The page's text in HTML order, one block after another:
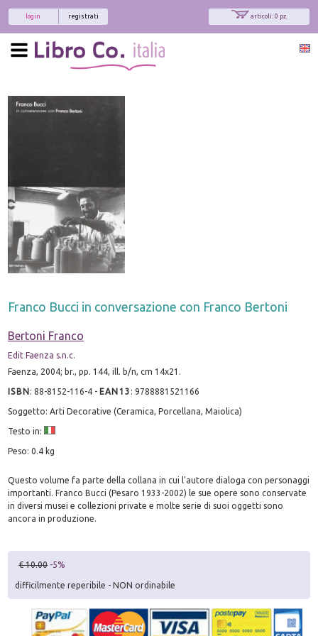
articoli: 0 pz.
registrati
login
Franco Bucci in conversazione con Franco Bertoni
Bertoni Franco
Edit Faenza s.n.c.
Faenza, 2004; br., pp. 144, ill. b/n, cm 14x21.
ISBN:88-8152-116-4 - EAN13 :9788881521166
Soggetto: Arti Decorative (Ceramica, Porcellana, Maiolica)
Testo in:
Peso: 0.4 kg
Questo volume fa parte della collana in cui l'autore dialoga con personaggi
importanti. Franco Bucci (Pesaro 1933-2002) le sue opere sono conservate
in diversi musei e collezioni private e molte serie di suoi oggetti sono
ancora in produzione.
€ 10.00 -5%
difficilmente reperibile - NON ordinabile